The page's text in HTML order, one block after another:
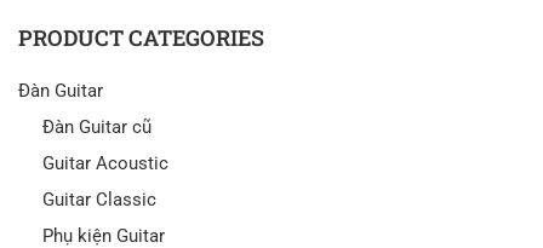
PRODUCT CATEGORIES
Đàn Guitar
Đàn Guitar cũ
Guitar Acoustic
Guitar Classic
Phụ kiện Guitar